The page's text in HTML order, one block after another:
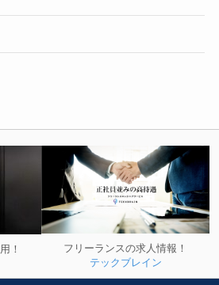
！
フリーランスの求人情報！
テックブレイン